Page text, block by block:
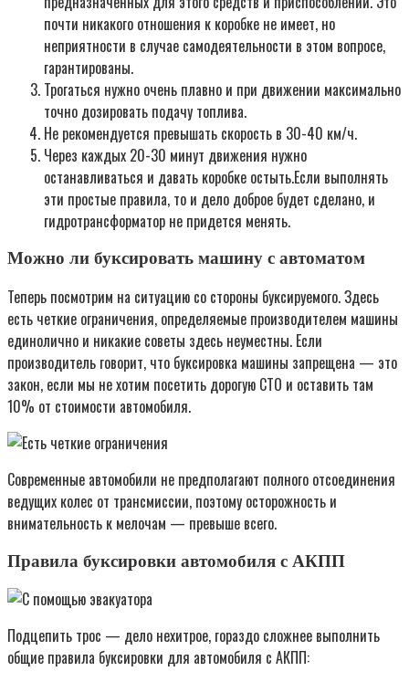
почти никакого отношения к коробке не имеет, но
неприятности в случае самодеятельности в этом вопросе,
гарантированы.
Трогаться нужно очень плавно и при движении максимально
точно дозировать подачу топлива.
Не рекомендуется превышать скорость в 30-40 км/ч.
Через каждых 20-30 минут движения нужно
останавливаться и давать коробке остыть.Если выполнять
эти простые правила, то и дело доброе будет сделано, и
гидротрансформатор не придется менять.
Можно ли буксировать машину с автоматом
Теперь посмотрим на ситуацию со стороны буксируемого. Здесь
есть четкие ограничения, определяемые производителем машины
единолично и никакие советы здесь неуместны. Если
производитель говорит, что буксировка машины запрещена — это
закон, если мы не хотим посетить дорогую СТО и оставить там
10% от стоимости автомобиля.
Современные автомобили не предполагают полного отсоединения
ведущих колес от трансмиссии, поэтому осторожность и
внимательность к мелочам — превыше всего.
Правила буксировки автомобиля с АКПП
Подцепить трос — дело нехитрое, гораздо сложнее выполнить
общие правила буксировки для автомобиля с АКПП: